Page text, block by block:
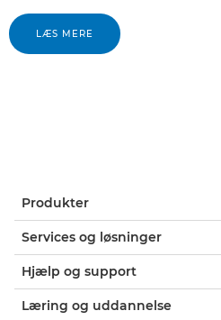
LÆS MERE
Produkter
Services og løsninger
Hjælp og support
Læring og uddannelse